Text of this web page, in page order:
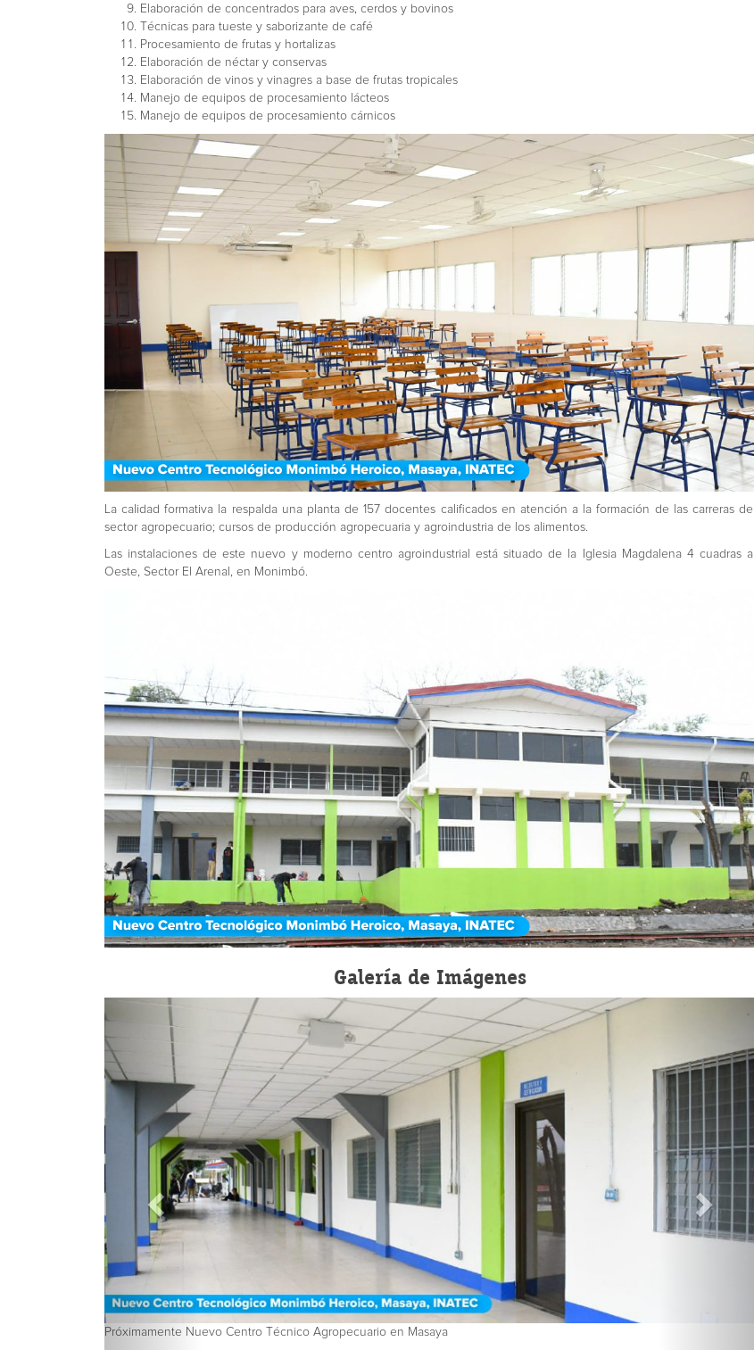
Elaboración de concentrados para aves, cerdos y bovinos
Técnicas para tueste y saborizante de café
Procesamiento de frutas y hortalizas
Elaboración de néctar y conservas
Elaboración de vinos y vinagres a base de frutas tropicales
Manejo de equipos de procesamiento lácteos
Manejo de equipos de procesamiento cárnicos
La calidad formativa la respalda una planta de 157 docentes calificados en atención a la formación de las carreras del
sector agropecuario; cursos de producción agropecuaria y agroindustria de los alimentos.
Las instalaciones de este nuevo y moderno centro agroindustrial está situado de la Iglesia Magdalena 4 cuadras al
Oeste, Sector El Arenal, en Monimbó.
Galería de Imágenes
Próximamente Nuevo Centro Técnico Agropecuario en Masaya